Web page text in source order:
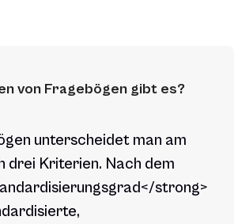
von Fragebögen gibt es?
unterscheidet man am
drei Kriterien. Nach dem
strong>